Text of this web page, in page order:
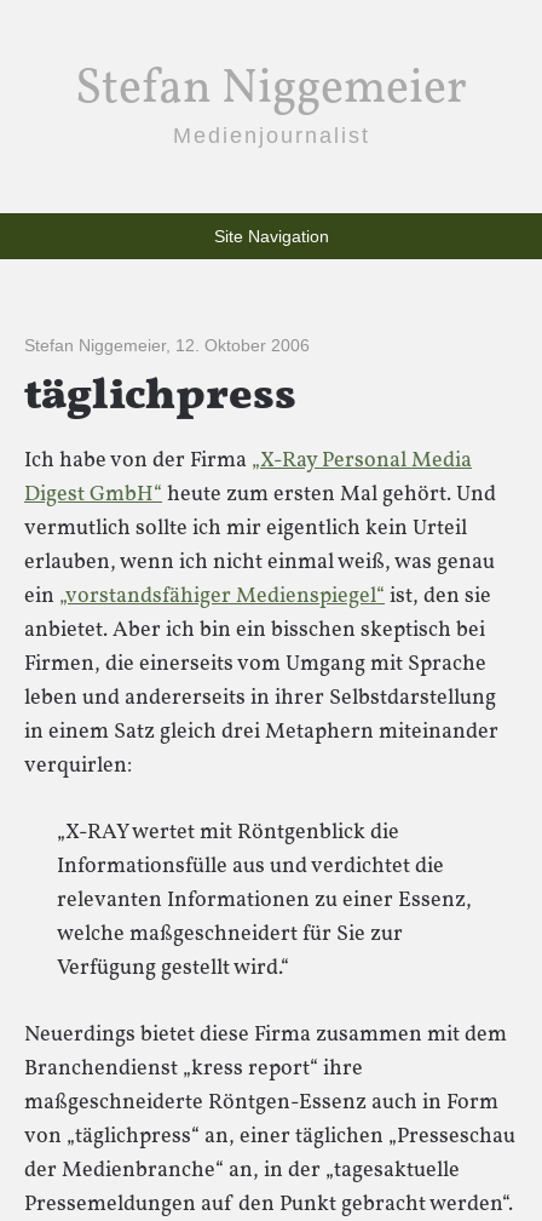
Stefan Niggemeier
Medienjournalist
Site Navigation
Stefan Niggemeier, 12. Oktober 2006
täglichpress
Ich habe von der Firma „X-Ray Personal Media
Digest GmbH“heute zum ersten Mal gehört. Und
vermutlich sollte ich mir eigentlich kein Urteil
erlauben, wenn ich nicht einmal weiß, was genau
ein „vorstandsfähiger Medienspiegel“ist, den sie
anbietet. Aber ich bin ein bisschen skeptisch bei
Firmen, die einerseits vom Umgang mit Sprache
leben und andererseits in ihrer Selbstdarstellung
in einem Satz gleich drei Metaphern miteinander
verquirlen:
„X-RAY wertet mit Röntgenblick die
Informationsfülle aus und verdichtet die
relevanten Informationen zu einer Essenz,
welche maßgeschneidert für Sie zur
Verfügung gestellt wird.“
Neuerdings bietet diese Firma zusammen mit dem
Branchendienst „kress report“ ihre
maßgeschneiderte Röntgen-Essenz auch in Form
von „täglichpress“ an, einer täglichen „Presseschau
der Medienbranche“ an, in der „tagesaktuelle
Pressemeldungen auf den Punkt gebracht werden“.